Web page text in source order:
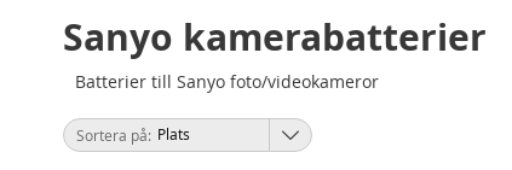
Sanyo kamerabatterier
Batterier till Sanyo foto/videokameror
Sortera på